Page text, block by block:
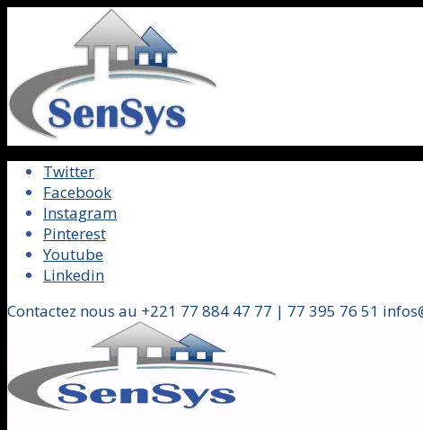
Twitter
Facebook
Instagram
Pinterest
Youtube
Linkedin
Contactez nous au +221 77 884 47 77 | 77 395 76 51